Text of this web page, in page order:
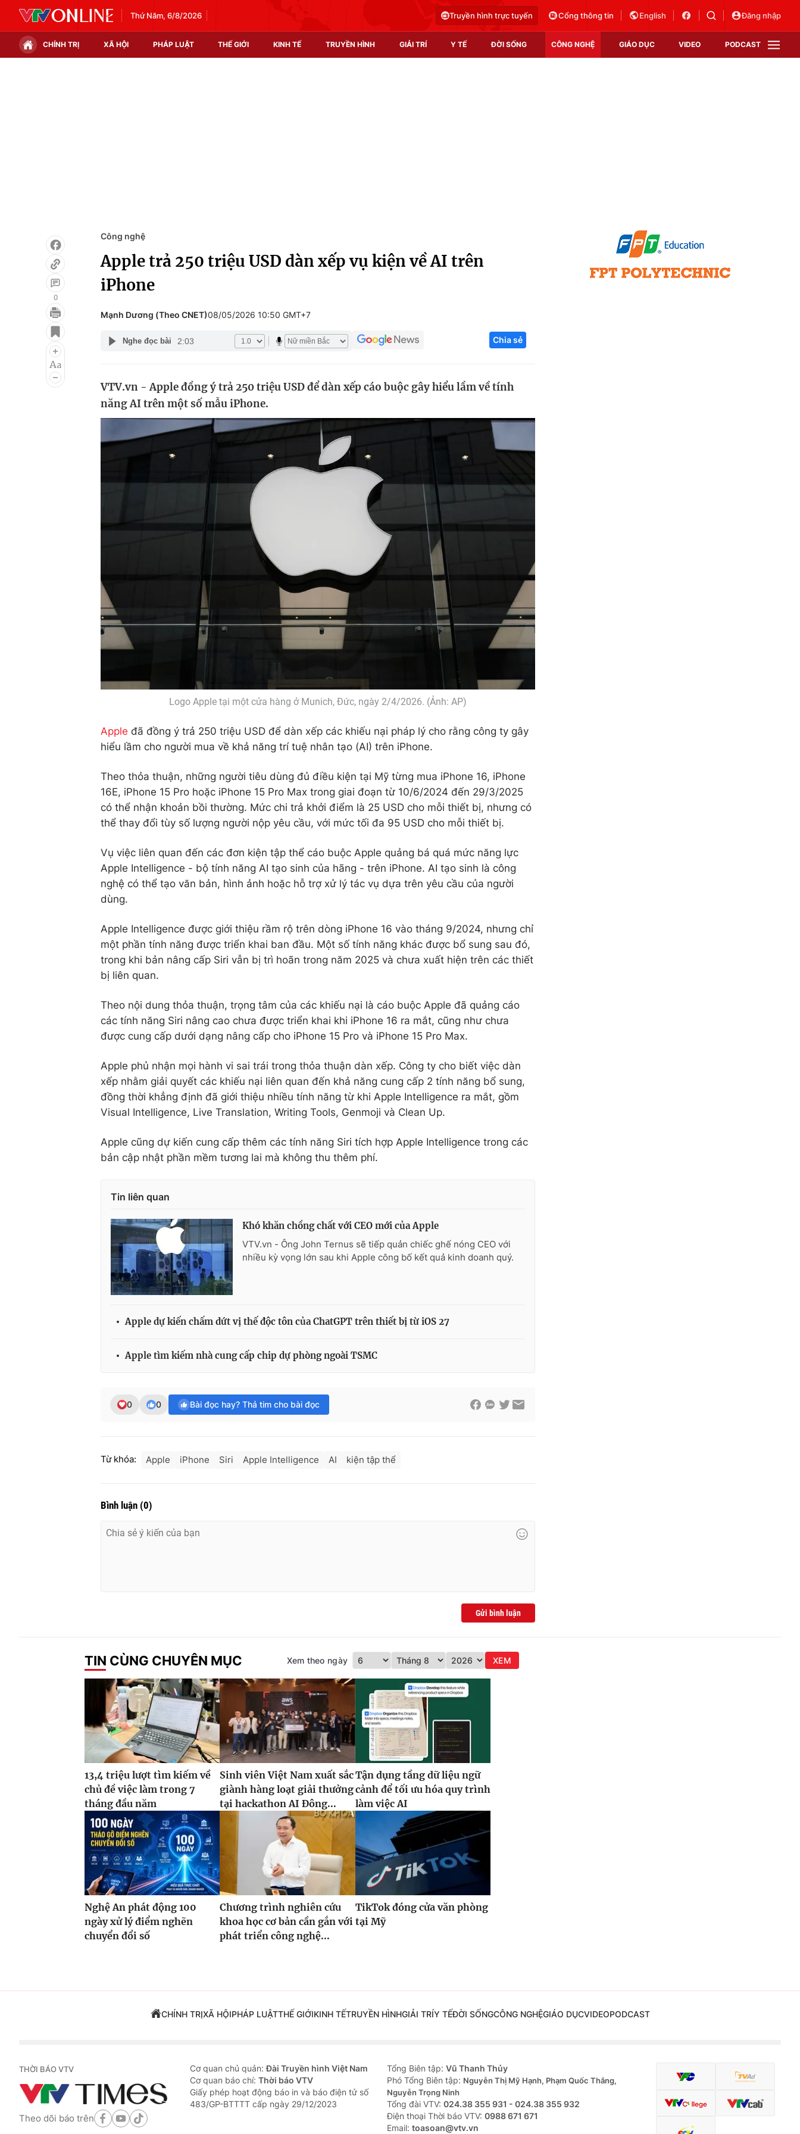
Thứ Năm, 6/8/2026 Truyền hình trực tuyến Cổng thông tin English Đăng nhập
CHÍNH TRỊ XÃ HỘI PHÁP LUẬT THẾ GIỚI KINH TẾ TRUYỀN HÌNH GIẢI TRÍ Y TẾ ĐỜI SỐNG CÔNG NGHỆ GIÁO DỤC VIDEO PODCAST
Infographic
Điện ảnh
Âm nhạc
Du lịch
Chất lượng cuộc sống
Tuyển sinh
Hitech Công nghệ tương lai
Thị trường
Tư vấn
Giao lưu trực tuyến
0
Công nghệ
Apple trả 250 triệu USD dàn xếp vụ kiện về AI trên
iPhone
Mạnh Dương (Theo CNET)08/05/2026 10:50 GMT+7
Nghe đọc bài 2:03 Chia sẻ
VTV.vn - Apple đồng ý trả 250 triệu USD để dàn xếp cáo buộc gây hiểu lầm về tính
năng AI trên một số mẫu iPhone.
Logo Apple tại một cửa hàng ở Munich, Đức, ngày 2/4/2026. (Ảnh: AP)
Apple đã đồng ý trả 250 triệu USD để dàn xếp các khiếu nại pháp lý cho rằng công ty gây
hiểu lầm cho người mua về khả năng trí tuệ nhân tạo (AI) trên iPhone.
Theo thỏa thuận, những người tiêu dùng đủ điều kiện tại Mỹ từng mua iPhone 16, iPhone
16E, iPhone 15 Pro hoặc iPhone 15 Pro Max trong giai đoạn từ 10/6/2024 đến 29/3/2025
có thể nhận khoản bồi thường. Mức chi trả khởi điểm là 25 USD cho mỗi thiết bị, nhưng có
thể thay đổi tùy số lượng người nộp yêu cầu, với mức tối đa 95 USD cho mỗi thiết bị.
Vụ việc liên quan đến các đơn kiện tập thể cáo buộc Apple quảng bá quá mức năng lực
Apple Intelligence - bộ tính năng AI tạo sinh của hãng - trên iPhone. AI tạo sinh là công
nghệ có thể tạo văn bản, hình ảnh hoặc hỗ trợ xử lý tác vụ dựa trên yêu cầu của người
dùng.
Apple Intelligence được giới thiệu rầm rộ trên dòng iPhone 16 vào tháng 9/2024, nhưng chỉ
một phần tính năng được triển khai ban đầu. Một số tính năng khác được bổ sung sau đó,
trong khi bản nâng cấp Siri vẫn bị trì hoãn trong năm 2025 và chưa xuất hiện trên các thiết
bị liên quan.
Theo nội dung thỏa thuận, trọng tâm của các khiếu nại là cáo buộc Apple đã quảng cáo
các tính năng Siri nâng cao chưa được triển khai khi iPhone 16 ra mắt, cũng như chưa
được cung cấp dưới dạng nâng cấp cho iPhone 15 Pro và iPhone 15 Pro Max.
Apple phủ nhận mọi hành vi sai trái trong thỏa thuận dàn xếp. Công ty cho biết việc dàn
xếp nhằm giải quyết các khiếu nại liên quan đến khả năng cung cấp 2 tính năng bổ sung,
đồng thời khẳng định đã giới thiệu nhiều tính năng từ khi Apple Intelligence ra mắt, gồm
Visual Intelligence, Live Translation, Writing Tools, Genmoji và Clean Up.
Apple cũng dự kiến cung cấp thêm các tính năng Siri tích hợp Apple Intelligence trong các
bản cập nhật phần mềm tương lai mà không thu thêm phí.
Tin liên quan
Khó khăn chồng chất với CEO mới của Apple
VTV.vn - Ông John Ternus sẽ tiếp quản chiếc ghế nóng CEO với
nhiều kỳ vọng lớn sau khi Apple công bố kết quả kinh doanh quý.
Apple dự kiến chấm dứt vị thế độc tôn của ChatGPT trên thiết bị từ iOS 27
Apple tìm kiếm nhà cung cấp chip dự phòng ngoài TSMC
0 0 Bài đọc hay? Thả tim cho bài đọc
Từ khóa: Apple iPhone Siri Apple Intelligence AI kiện tập thể
Bình luận (0)
Gửi bình luận
TIN CÙNG CHUYÊN MỤC Xem theo ngày XEM
13,4 triệu lượt tìm kiếm về
chủ đề việc làm trong 7
tháng đầu năm
Sinh viên Việt Nam xuất sắc
giành hàng loạt giải thưởng
tại hackathon AI Đông...
Tận dụng tầng dữ liệu ngữ
cảnh để tối ưu hóa quy trình
làm việc AI
Nghệ An phát động 100
ngày xử lý điểm nghẽn
chuyển đổi số
Chương trình nghiên cứu
khoa học cơ bản cần gắn với
phát triển công nghệ...
TikTok đóng cửa văn phòng
tại Mỹ
CHÍNH TRỊXÃ HỘIPHÁP LUẬTTHẾ GIỚIKINH TẾTRUYỀN HÌNHGIẢI TRÍY TẾĐỜI SỐNGCÔNG NGHỆGIÁO DỤCVIDEOPODCAST
THỜI BÁO VTV
Theo dõi báo trên
Cơ quan chủ quản:Đài Truyền hình Việt Nam
Cơ quan báo chí: Thời báo VTV
Giấy phép hoạt động báo in và báo điện tử số
483/GP-BTTTT cấp ngày 29/12/2023
Tổng Biên tập: Vũ Thanh Thủy
Phó Tổng Biên tập: Nguyễn Thị Mỹ Hạnh, Phạm Quốc Thắng,
Nguyễn Trọng Ninh
Tổng đài VTV: 024.38 355 931 - 024.38 355 932
Ðiện thoại Thời báo VTV: 0988 671 671
Email: toasoan@vtv.vn